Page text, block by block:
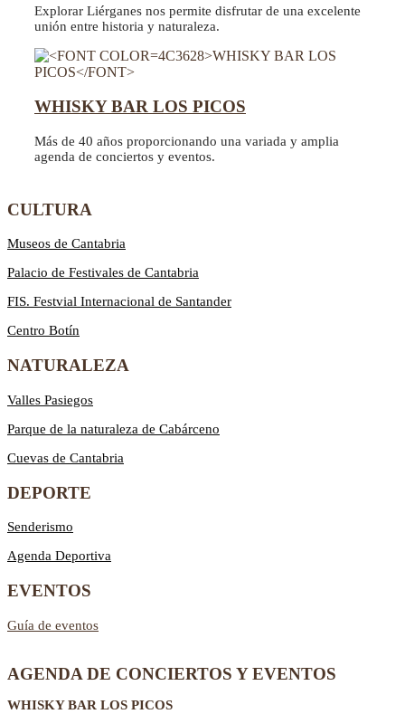
Explorar Liérganes nos permite disfrutar de una excelente
unión entre historia y naturaleza.
WHISKY BAR LOS PICOS
Más de 40 años proporcionando una variada y amplia
agenda de conciertos y eventos.
CULTURA
Museos de Cantabria
Palacio de Festivales de Cantabria
FIS. Festvial Internacional de Santander
Centro Botín
NATURALEZA
Valles Pasiegos
Parque de la naturaleza de Cabárceno
Cuevas de Cantabria
DEPORTE
Senderismo
Agenda Deportiva
EVENTOS
Guía de eventos
AGENDA DE CONCIERTOS Y EVENTOS
WHISKY BAR LOS PICOS